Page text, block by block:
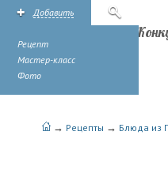
Добавить
Рецепт
Мастер-класс
Фото
→ Рецепты → Блюда из